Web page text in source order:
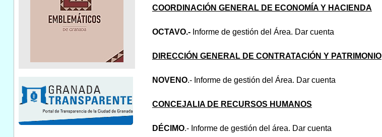
COORDINACIÓN GENERAL DE ECONOMÍA Y HACIENDA
OCTAVO.-Informe de gestión del Área. Dar cuenta
DIRECCIÓN GENERAL DE CONTRATACIÓN Y PATRIMONIO
NOVENO.- Informe de gestión del Área. Dar cuenta
CONCEJALIA DE RECURSOS HUMANOS
DÉCIMO.- Informe de gestión del área. Dar cuenta